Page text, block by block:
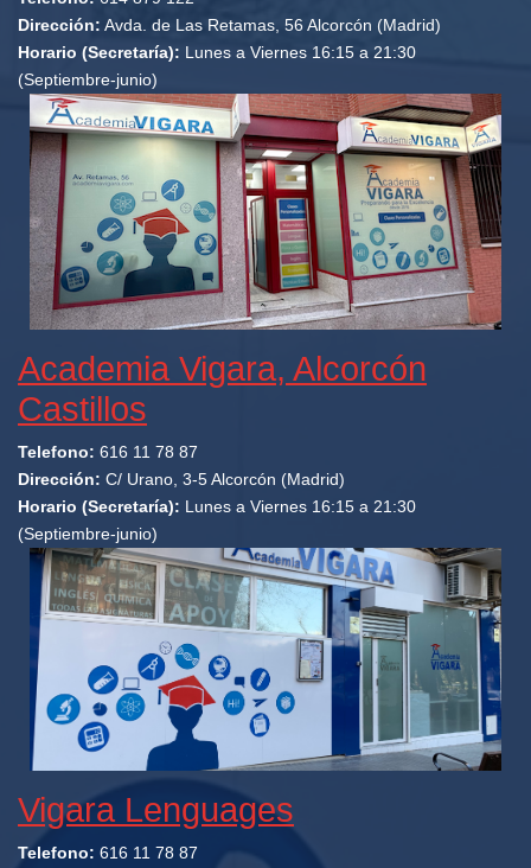
Dirección: Avda. de Las Retamas, 56 Alcorcón (Madrid)
Horario (Secretaría): Lunes a Viernes 16:15 a 21:30
(Septiembre-junio)
Academia Vigara, Alcorcón
Castillos
Telefono: 616 11 78 87
Dirección: C/ Urano, 3-5 Alcorcón (Madrid)
Horario (Secretaría): Lunes a Viernes 16:15 a 21:30
(Septiembre-junio)
Vigara Lenguages
Telefono: 616 11 78 87